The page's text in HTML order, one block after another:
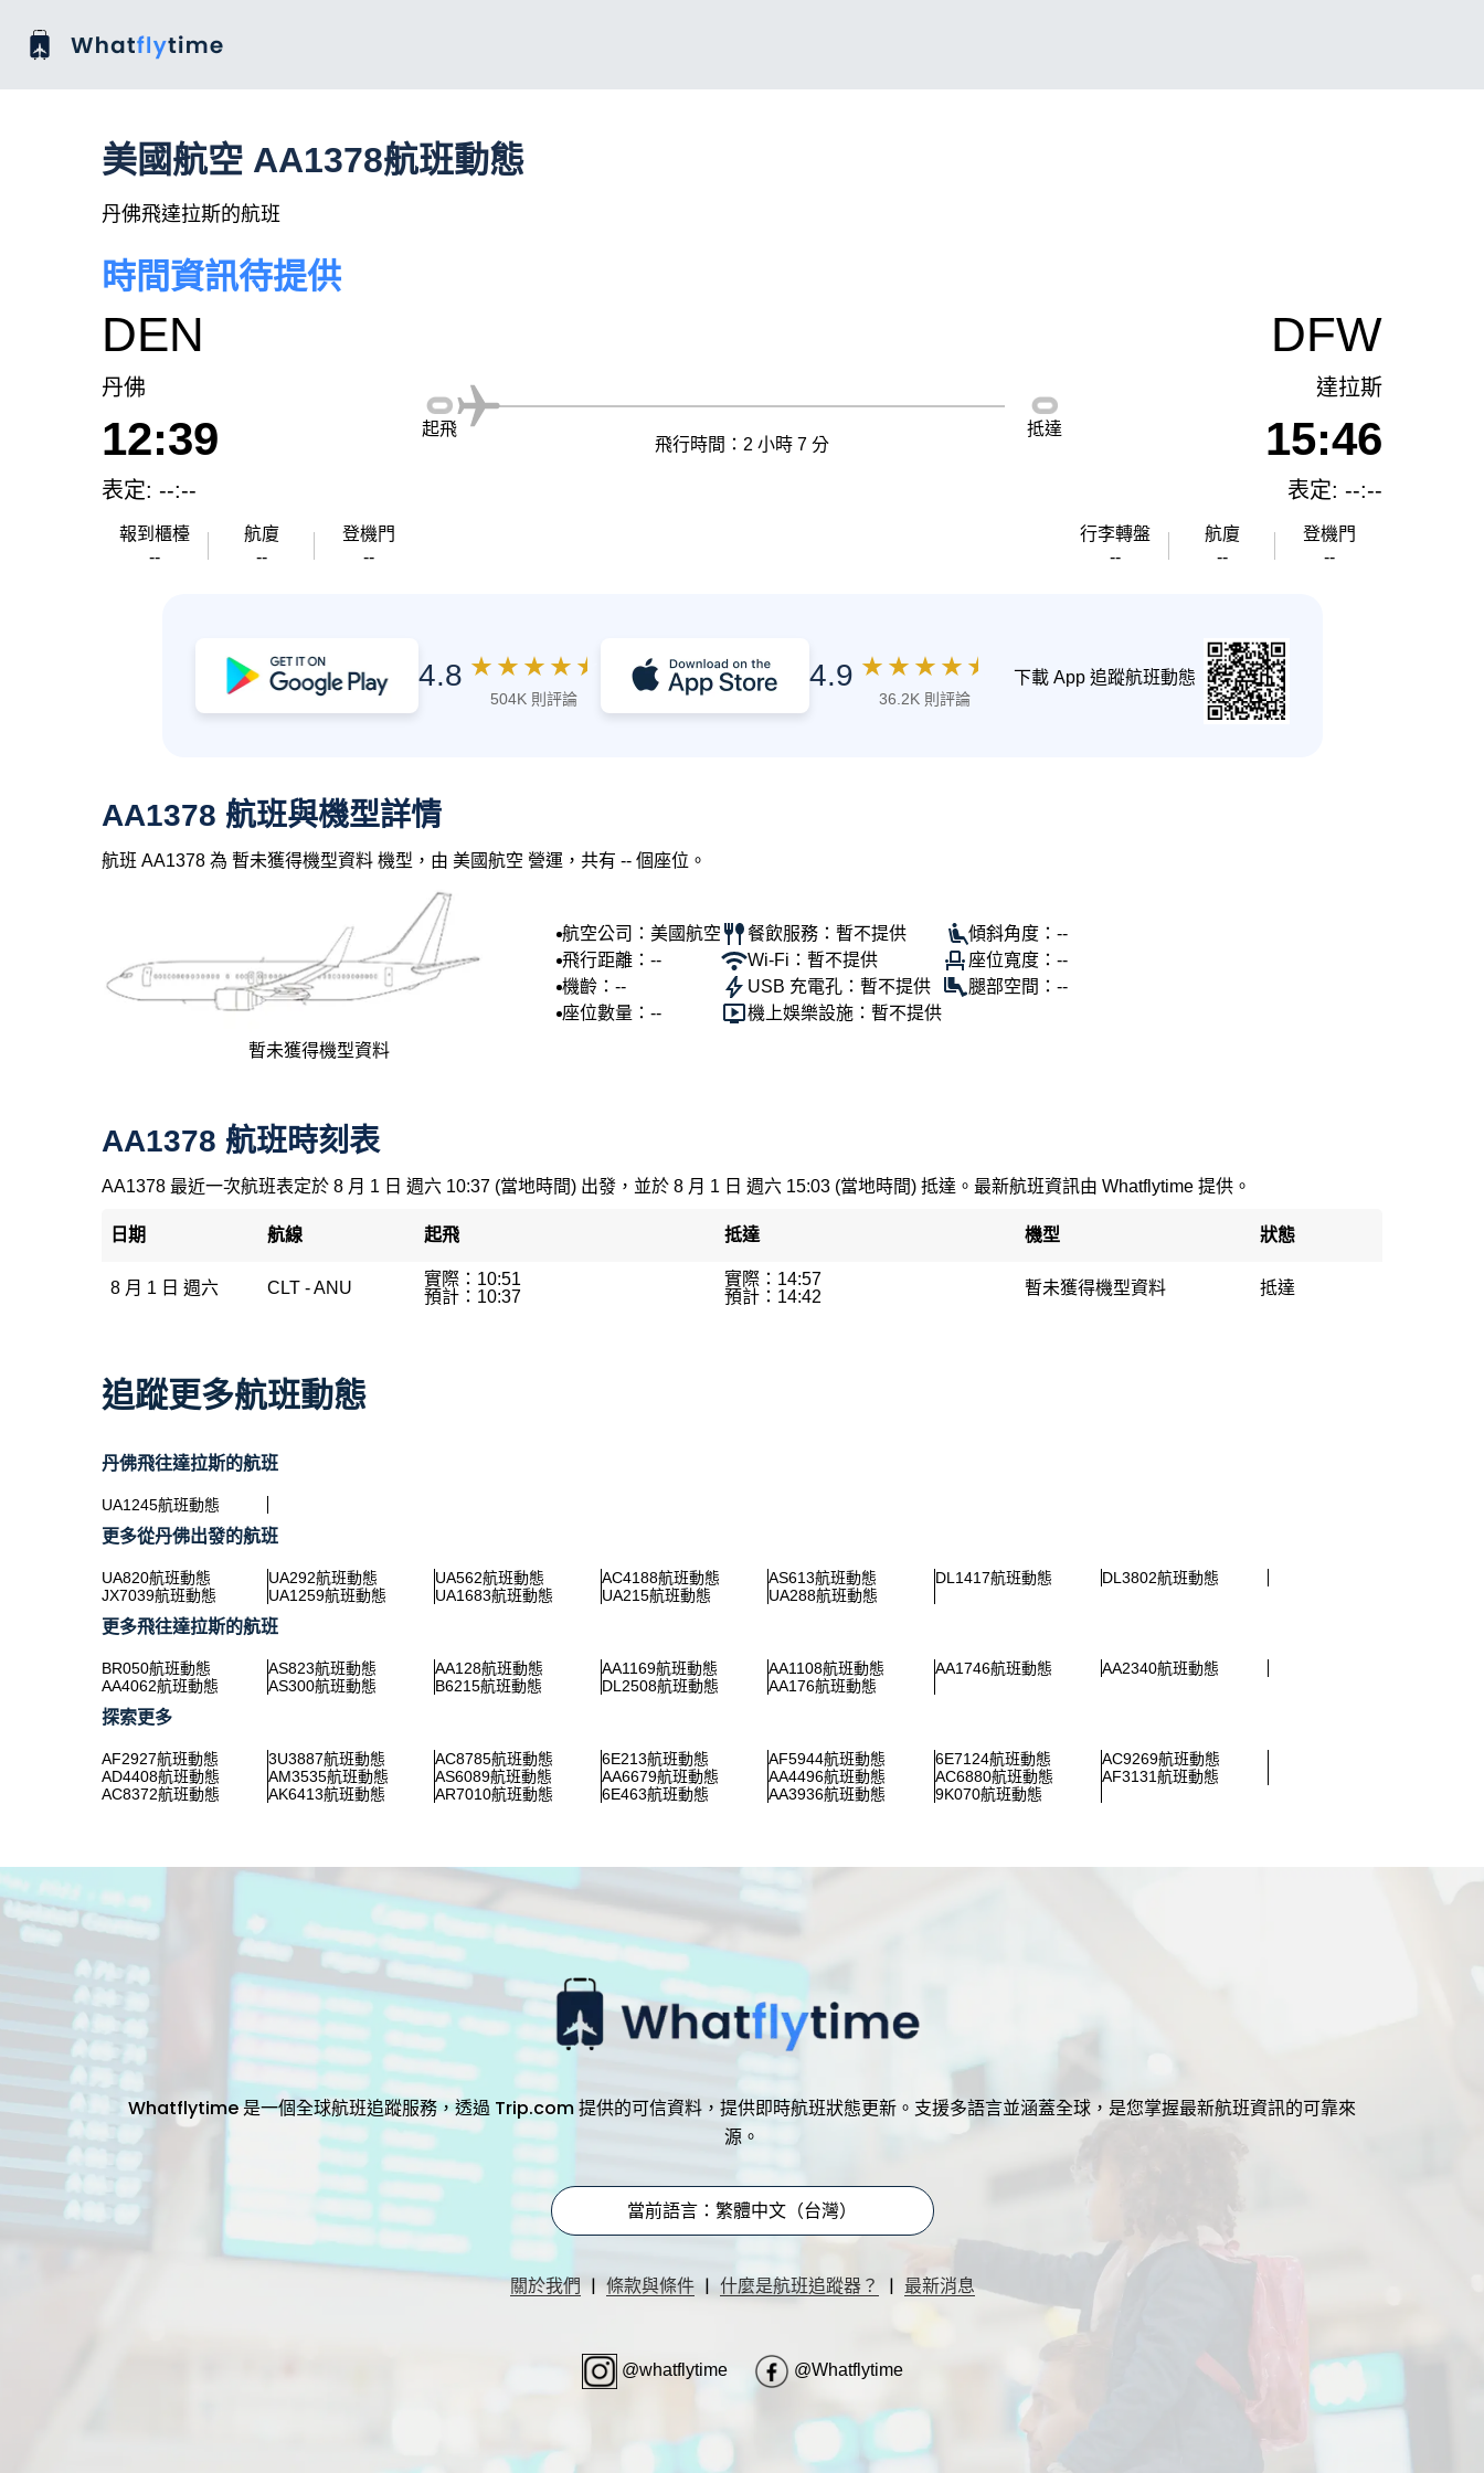
美國航空 AA1378航班動態
丹佛飛達拉斯的航班
時間資訊待提供
DEN
丹佛
12:39
表定: --:--
報到櫃檯
--
航廈
--
登機門
--
起飛
飛行時間：2 小時 7 分
抵達
DFW
達拉斯
15:46
表定: --:--
行李轉盤
--
航廈
--
登機門
--
4.8 ★ ★ ★ ★ ★
504K 則評論
4.9 ★ ★ ★ ★ ★
36.2K 則評論
下載 App 追蹤航班動態
AA1378 航班與機型詳情
航班 AA1378 為 暫未獲得機型資料 機型，由 美國航空 營運，共有 -- 個座位。
暫未獲得機型資料
航空公司：美國航空
飛行距離：--
機齡：--
座位數量：--
餐飲服務：暫不提供
Wi-Fi：暫不提供
USB 充電孔：暫不提供
機上娛樂設施：暫不提供
傾斜角度：--
座位寬度：--
腿部空間：--
AA1378 航班時刻表
AA1378 最近一次航班表定於 8 月 1 日 週六 10:37 (當地時間) 出發，並於 8 月 1 日 週六 15:03 (當地時間) 抵達。最新航班資訊由 Whatflytime 提供。
日期 航線 起飛 抵達 機型 狀態
8 月 1 日 週六 CLT - ANU
實際：10:51
預計：10:37
實際：14:57
預計：14:42
暫未獲得機型資料 抵達
追蹤更多航班動態
丹佛飛往達拉斯的航班
UA1245航班動態
更多從丹佛出發的航班
UA820航班動態 UA292航班動態 UA562航班動態 AC4188航班動態 AS613航班動態 DL1417航班動態
DL3802航班動態
JX7039航班動態
UA1259航班動態 UA1683航班動態 UA215航班動態 UA288航班動態
更多飛往達拉斯的航班
BR050航班動態 AS823航班動態 AA128航班動態 AA1169航班動態 AA1108航班動態 AA1746航班動態
AA2340航班動態
AA4062航班動態
AS300航班動態 B6215航班動態 DL2508航班動態 AA176航班動態
探索更多
AF2927航班動態 3U3887航班動態 AC8785航班動態 6E213航班動態 AF5944航班動態 6E7124航班動態
AC9269航班動態
AD4408航班動態
AM3535航班動態 AS6089航班動態 AA6679航班動態 AA4496航班動態 AC6880航班動態
AF3131航班動態
AC8372航班動態
AK6413航班動態 AR7010航班動態 6E463航班動態 AA3936航班動態 9K070航班動態
Whatflytime 是一個全球航班追蹤服務，透過 Trip.com 提供的可信資料，提供即時航班狀態更新。支援多語言並涵蓋全球，是您掌握最新航班資訊的可靠來
源。
當前語言：繁體中文（台灣）
關於我們 | 條款與條件 | 什麼是航班追蹤器？ | 最新消息
@whatflytime @Whatflytime